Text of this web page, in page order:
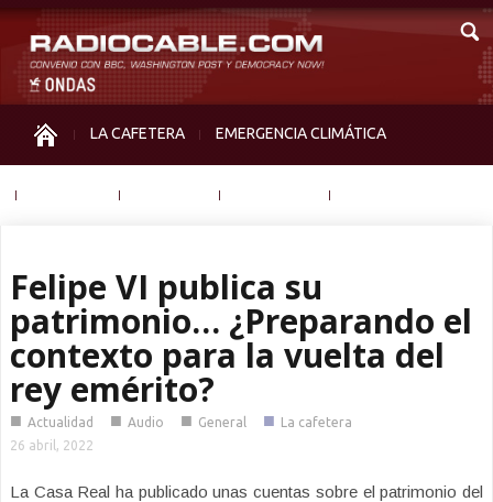
LA CAFETERA EMERGENCIA CLIMÁTICA
Felipe VI publica su
patrimonio… ¿Preparando el
contexto para la vuelta del
rey emérito?
■ Actualidad ■ Audio ■ General ■ La cafetera
26 abril, 2022
La Casa Real ha publicado unas cuentas sobre el patrimonio del